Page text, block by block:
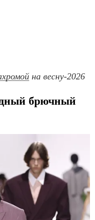
на весну-2026
брючный